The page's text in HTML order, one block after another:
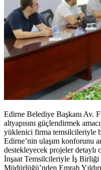
Edirne Belediye Başkanı Av.
altyapısını güçlendirmek
yüklenici firma temsilcileriyle
Edirne’nin ulaşım konforunu
destekleyecek projeler
İnşaat Temsilcileriyle İş
Müdürlüğü’nden Emrah